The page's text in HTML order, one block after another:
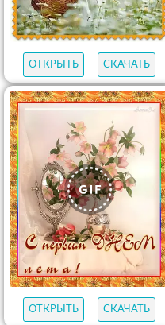
ОТКРЫТЬ СКАЧАТЬ
ОТКРЫТЬ СКАЧАТЬ